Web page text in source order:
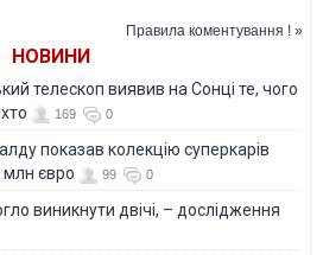
будинку
Правила коментування ! »
НОВИНИ
телескоп виявив на Сонці те, чого
169 0
показав колекцію суперкарів
млн євро
99 0
виникнути двічі, – дослідження